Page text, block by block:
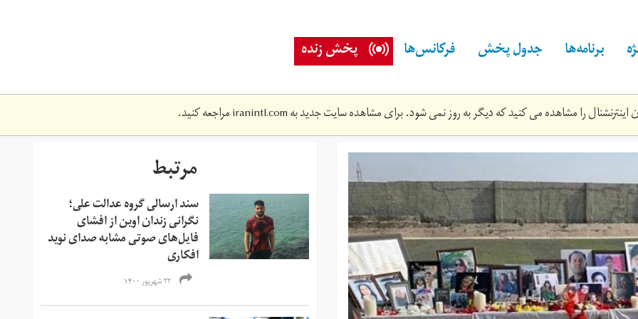
برنامه‌ها جدول پخش فرکانس‌ها پخش زنده
را مشاهده می کنید که دیگر به روز نمی شود. برای مشاهده سایت جدید بهiranintl.comمراجعه کنید.
مرتبط
سند ارسالی گروه عدالت علی؛
نگرانی زندان اوین از افشای
فایل‌های صوتی مشابه صدای نوید
افکاری
۲۲ شهریور ۱۴۰۰